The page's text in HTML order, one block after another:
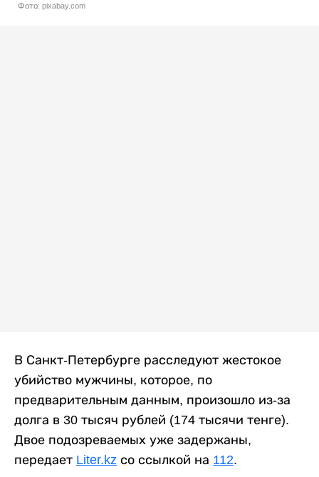
Фото: pixabay.com
В Санкт-Петербурге расследуют жестокое
убийство мужчины, которое, по
предварительным данным, произошло из-за
долга в 30 тысяч рублей (174 тысячи тенге).
Двое подозреваемых уже задержаны,
передает Liter.kz со ссылкой на 112.